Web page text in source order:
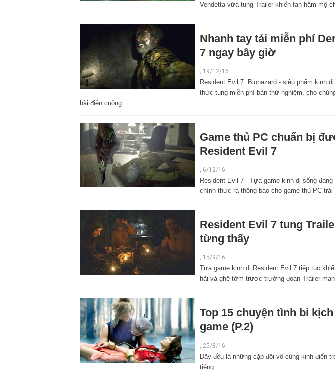
Vendetta vừa tung Trailer khiến fan hâm mộ
Nhanh tay tải miễn phí
7 ngay bây giờ
, 19/12/16
Resident Evil 7: Biohazard - siêu phẩm kinh
thức tung miễn phí bản thử nghiệm, cho
hãi điên cuồng.
Game thủ PC chuẩn bị
Resident Evil 7
, 6/12/16
Resident Evil 7 - Tựa game kinh dị sống
chính thức ra thông báo cho game thủ PC trải
Resident Evil 7 tung
từng thấy
, 15/9/16
Tựa game kinh dị Resident Evil 7 tiếp tục
hãi và ghê tởm trước trường đoạn Trailer
Top 15 chuyện tình bi
game (P.2)
25/8/16
Đây đều là những cặp đôi vô cùng kinh điển
tiếng.